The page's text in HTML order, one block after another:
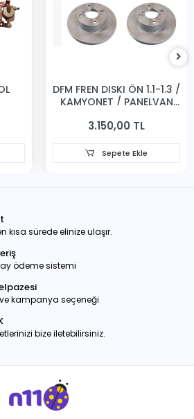
DFM FREN DISKI ÖN 1.1-1.3 /
KAMYONET / PANELVAN
3.150,00 TL
Sepete Ekle
kısa sürede elinize ulaşır.
ödeme sistemi
kampanya seçeneği
bize iletebilirsiniz.